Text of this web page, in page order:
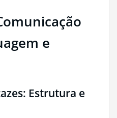
e
Estrutura e